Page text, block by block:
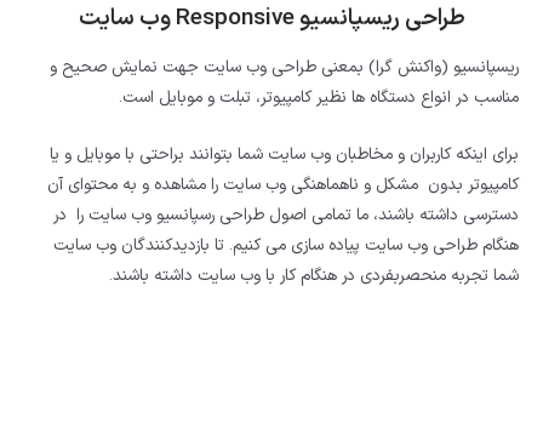
طراحی ریسپانسیو Responsive وب سایت
ریسپانسیو (واکنش گرا) بمعنی طراحی وب سایت جهت نمایش صحیح و
مناسب در انواع دستگاه ها نظیر کامپیوتر، تبلت و موبایل است.
برای اینکه کاربران و مخاطبان وب سایت شما بتوانند براحتی با موبایل و یا
کامپیوتر بدون مشکل و ناهماهنگی وب سایت را مشاهده و به محتوای آن
دسترسی داشته باشند، ما تمامی اصول طراحی رسپانسیو وب سایت را در
هنگام طراحی وب سایت پیاده سازی می کنیم. تا بازدیدکنندگان وب سایت
شما تجربه منحصربفردی در هنگام کار با وب سایت داشته باشند.